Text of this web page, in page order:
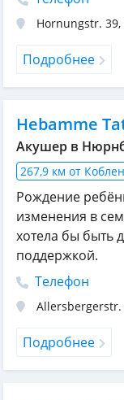
Hornungstr. 39,
Подробнее
Hebamme
Акушер в
267,9 км от
Рождение
изменения в
хотела бы быть
поддержкой.
Телефон
Allersbergerstr.
Подробнее